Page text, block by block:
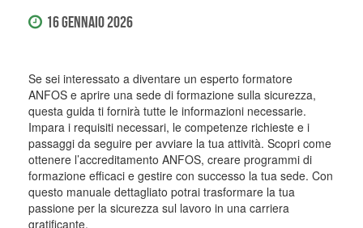
16 Gennaio 2026
Se sei interessato a diventare un esperto formatore
ANFOS e aprire una sede di formazione sulla sicurezza,
questa guida ti fornirà tutte le informazioni necessarie.
Impara i requisiti necessari, le competenze richieste e i
passaggi da seguire per avviare la tua attività. Scopri come
ottenere l’accreditamento ANFOS, creare programmi di
formazione efficaci e gestire con successo la tua sede. Con
questo manuale dettagliato potrai trasformare la tua
passione per la sicurezza sul lavoro in una carriera
gratificante.